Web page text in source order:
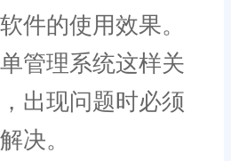
件的使用效果。
管理系统这样关
出现问题时必须
决。